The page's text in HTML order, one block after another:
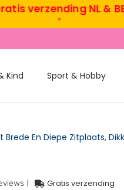
NL & BE
Kind Sport & Hobby
| Gratis verzending